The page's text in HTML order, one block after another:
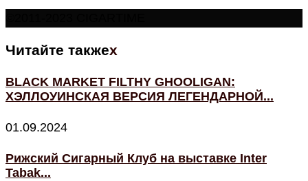
Читайте такжеx
BLACK MARKET FILTHY GHOOLIGAN:
ХЭЛЛОУИНСКАЯ ВЕРСИЯ ЛЕГЕНДАРНОЙ...
01.09.2024
Рижский Сигарный Клуб на выставке Inter
Tabak...